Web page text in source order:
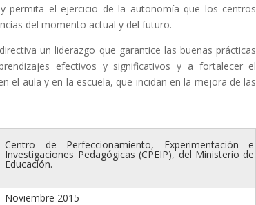
permita el ejercicio de la autonomía que los centros
del momento actual y del futuro.
un liderazgo que garantice las buenas prácticas
efectivos y significativos y a fortalecer el
el aula y en la escuela, que incidan en la mejora de las
Centro de Perfeccionamiento, Experimentación e
Investigaciones Pedagógicas (CPEIP), del Ministerio de
Educación.
Noviembre 2015